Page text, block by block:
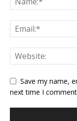
Save my name,
next time I